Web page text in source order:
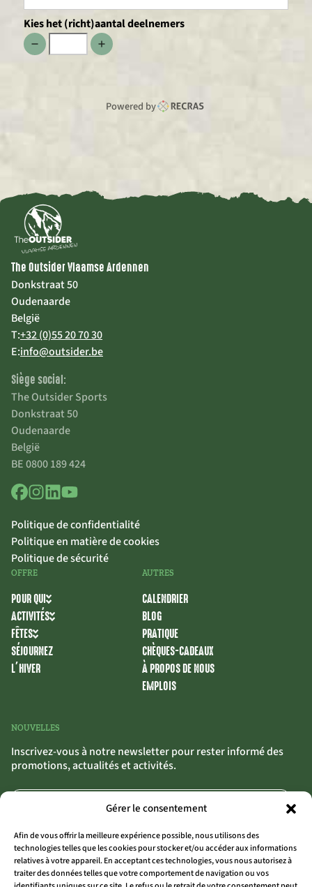
Gérer le consentement
Afin de vous offrir la meilleure expérience possible, nous utilisons des
technologies telles que les cookies pour stocker et/ou accéder aux informations
relatives à votre appareil. En acceptant ces technologies, vous nous autorisez à
traiter des données telles que votre comportement de navigation ou vos
Kies het (richt)aantal deelnemers
Powered by
The Outsider Vlaamse Ardennen
Donkstraat 50
Oudenaarde
België
T:+32 (0)55 20 70 30
E:info@outsider.be
Siège social:
The Outsider Sports
Donkstraat 50
Oudenaarde
België
BE 0800 189 424
Politique de confidentialité
Politique en matière de cookies
Politique de sécurité
OFFRE
POUR QUI
ACTIVITÉS
FÊTES
SÉJOURNEZ
L’HIVER
AUTRES
CALENDRIER
BLOG
PRATIQUE
CHÈQUES-CADEAUX
À PROPOS DE NOUS
EMPLOIS
NOUVELLES
Inscrivez-vous à notre newsletter pour rester informé des
promotions, actualités et activités.
S'INSCRIRE>>